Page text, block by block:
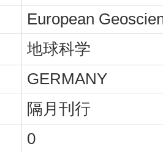
European
地球科学
GERMANY
隔月刊行
0